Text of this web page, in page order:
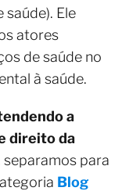
saúde). Ele
atores
de saúde no
à saúde.
a
direito da
para
Blog